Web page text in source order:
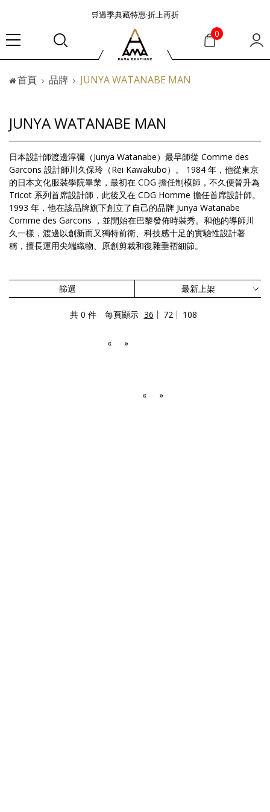
🛒過季典藏特惠·折上再折
👜大容量包款美學從不只是收納
『折扣』降臨，將時髦夏季全部收藏
🟤「萬元初」入手HEREU小眾靜奢品牌包款
🟤TODS的義大利經典美學超越了短暫流行
『折扣』降臨，將時髦夏季全部收藏
🟤「萬元初」入手HEREU小眾靜奢品牌包款
0
首頁 品牌 JUNYA WATANABE MAN
JUNYA WATANABE MAN
日本設計師渡邊淳彌（Junya Watanabe）最早師從 Comme des
Garcons 設計師川久保玲（Rei Kawakubo）。 1984 年，他從東京
的日本文化服裝學院畢業，最初在 CDG 擔任制模師，不久便晉升為
Tricot 系列首席設計師，此後又在 CDG Homme 擔任首席設計師。
1993 年，他在該品牌旗下創立了自己的品牌 Junya Watanabe
Comme des Garcons ，並開始在巴黎發佈時裝秀。和他的導師川
久一樣，渡邊以創新而又獨特前衛、科技感十足的實驗性設計著
稱，擅長運用尖端織物、原創剪裁和復雜垂褶細節。
篩選
共 0 件 每頁顯示 36 72 108
« »
« »